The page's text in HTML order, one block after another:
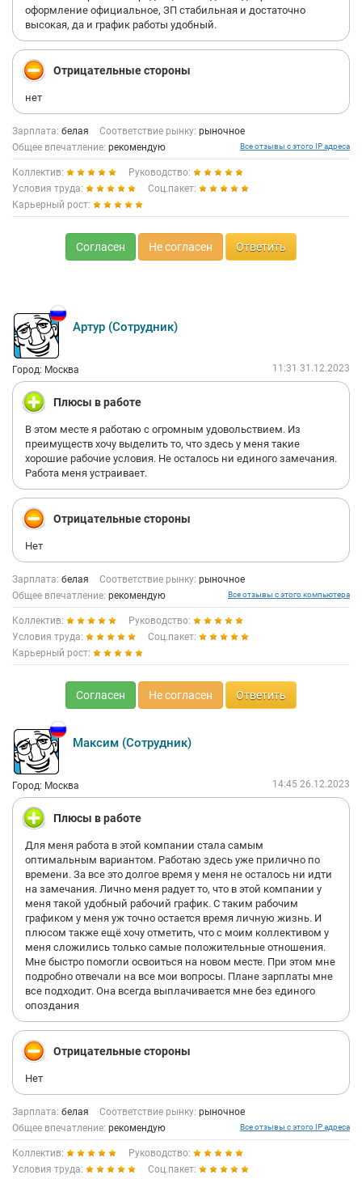
оформление официальное, ЗП стабильная и достаточно
высокая, да и график работы удобный.
Отрицательные стороны
нет
Зарплата: белая Соответствие рынку: рыночное
Общее впечатление: рекомендую Все отзывы с этого IP адреса
Коллектив:
Руководство:
Условия труда:
Соц.пакет:
Карьерный рост:
Согласен Не согласен Ответить
Артур (Сотрудник)
Город: Москва 11:31 31.12.2023
Плюсы в работе
В этом месте я работаю с огромным удовольствием. Из
преимуществ хочу выделить то, что здесь у меня такие
хорошие рабочие условия. Не осталось ни единого замечания.
Работа меня устраивает.
Отрицательные стороны
Нет
Зарплата: белая Соответствие рынку: рыночное
Общее впечатление: рекомендую Все отзывы с этого компьютера
Коллектив:
Руководство:
Условия труда:
Соц.пакет:
Карьерный рост:
Согласен Не согласен Ответить
Максим (Сотрудник)
Город: Москва 14:45 26.12.2023
Плюсы в работе
Для меня работа в этой компании стала самым
оптимальным вариантом. Работаю здесь уже прилично по
времени. За все это долгое время у меня не осталось ни идти
на замечания. Лично меня радует то, что в этой компании у
меня такой удобный рабочий график. С таким рабочим
графиком у меня уж точно остается время личную жизнь. И
плюсом также ещё хочу отметить, что с моим коллективом у
меня сложились только самые положительные отношения.
Мне быстро помогли освоиться на новом месте. При этом мне
подробно отвечали на все мои вопросы. Плане зарплаты мне
все подходит. Она всегда выплачивается мне без единого
опоздания
Отрицательные стороны
Нет
Зарплата: белая Соответствие рынку: рыночное
Общее впечатление: рекомендую Все отзывы с этого IP адреса
Коллектив:
Руководство:
Условия труда:
Соц.пакет: